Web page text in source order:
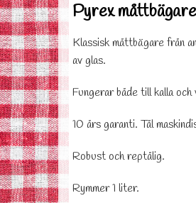
Pyrex
Klassisk måttbägare från
av glas.
Fungerar både till kalla och
10 års garanti. Tål
Robust och reptålig.
Rymmer 1 liter.